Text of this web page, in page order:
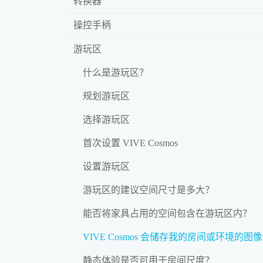
操控手柄
游玩区
什么是游玩区？
规划游玩区
选择游玩区
首次设置 VIVE Cosmos
设置游玩区
游玩区的建议空间尺寸是多大？
能否将家具占用的空间包含在游玩区内？
VIVE Cosmos 会储存我的房间或环境的图像
静态体验是否可用于房间尺度？